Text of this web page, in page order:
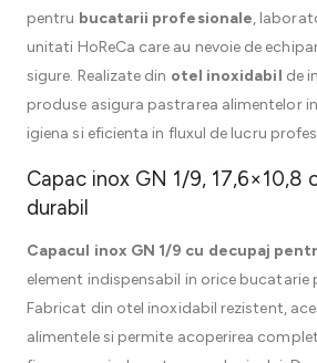
pentru bucatarii profesionale,
unitati HoReCa care au nevoie de
sigure. Realizate din otel inoxidabil de
produse asigura pastrarea alimentelor
igiena si eficienta in fluxul de lucru
Capac inox GN 1/9, 17,6×10,8
durabil
Capacul inox GN 1/9 cu decupaj
element indispensabil in orice bucatarie
Fabricat din otel inoxidabil rezistent,
alimentele si permite acoperirea